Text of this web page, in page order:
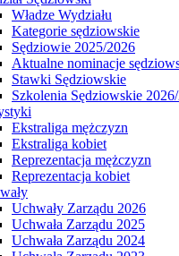
Władze Wydziału
Kategorie sędziowskie
Sędziowie 2025/2026
Aktualne nominacje
Stawki Sędziowskie
Szkolenia Sędziowskie
Ekstraliga mężczyzn
Ekstraliga kobiet
Reprezentacja mężczyzn
Reprezentacja kobiet
Uchwały Zarządu 2026
Uchwała Zarządu 2025
Uchwała Zarządu 2024